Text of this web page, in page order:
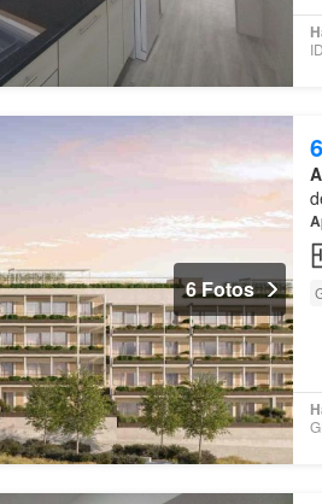
6 Fotos